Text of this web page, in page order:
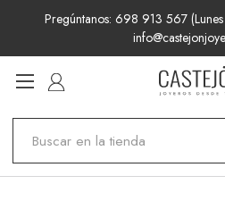
Pregúntanos: 698 913 567